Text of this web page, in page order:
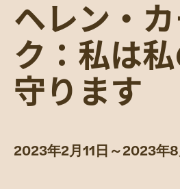
展示会
公開プロ
アーカイブ
寄付
普通话
日本語
ヘレン・
ク：私は
守ります
2023年2月11日～2023年